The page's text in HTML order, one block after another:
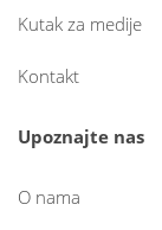
Kutak za medije
Kontakt
Upoznajte nas
O nama